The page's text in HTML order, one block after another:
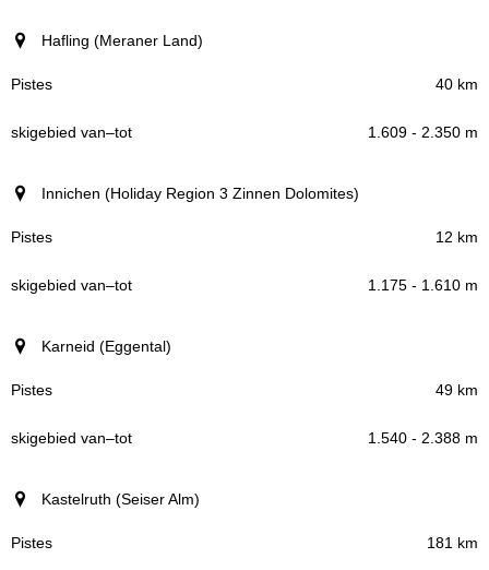
Hafling (Meraner Land)
40 km
1.609 - 2.350 m
Innichen (Holiday Region 3 Zinnen Dolomites)
12 km
1.175 - 1.610 m
Karneid (Eggental)
49 km
1.540 - 2.388 m
Kastelruth (Seiser Alm)
181 km